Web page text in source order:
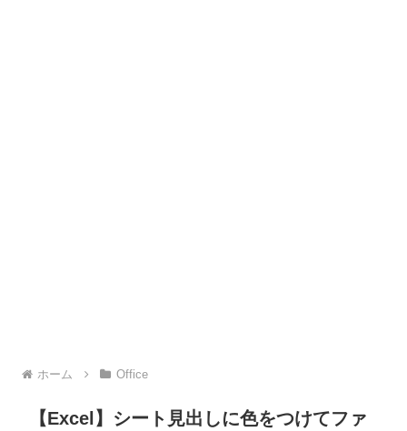
ホーム Office
【Excel】シート見出しに色をつけてファ